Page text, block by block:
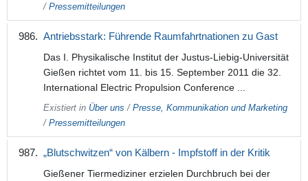
/ Pressemitteilungen
Antriebsstark: Führende Raumfahrtnationen zu Gast
Das I. Physikalische Institut der Justus-Liebig-Universität
Gießen richtet vom 11. bis 15. September 2011 die 32.
International Electric Propulsion Conference ...
Existiert in Über uns / Presse, Kommunikation und Marketing
/ Pressemitteilungen
„Blutschwitzen“ von Kälbern - Impfstoff in der Kritik
Gießener Tiermediziner erzielen Durchbruch bei der